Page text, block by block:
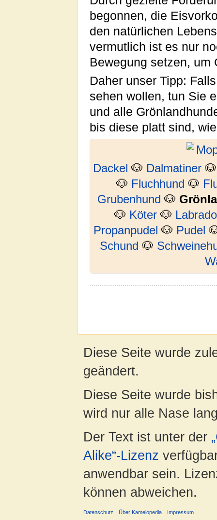
begonnen, die
den natürlichen
vermutlich ist es nur
Bewegung setzen, um
Daher unser Tipp:
sehen wollen, tun Sie
und alle
bis diese platt sind,
Dackel 🐶 Dalmatiner
🐶 Fluchhund 🐶
Grubenhund 🐶
🐶 Köter🐶
Propanpudel 🐶 Pudel
Schund 🐶
Diese Seite wurde
geändert.
Diese Seite wurde
wird nur alle Nase
Der Text ist unter der
Alike“-Lizenz
anwendbar sein.
können abweichen.
Datenschutz Über Kamelopedia Impressum